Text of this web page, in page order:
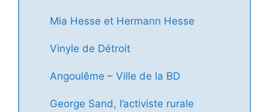
Mia Hesse et Hermann Hesse
Vinyle de Détroit
Angoulême – Ville de la BD
George Sand, l’activiste rurale